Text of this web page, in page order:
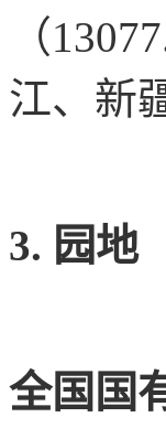
（
江、新
3. 园地
全国国